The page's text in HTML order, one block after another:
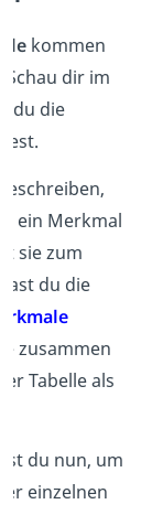
kommen
Schau dir im
du die
beschreiben,
ein Merkmal
sie zum
du die
zusammen
Tabelle als
du nun, um
der einzelnen